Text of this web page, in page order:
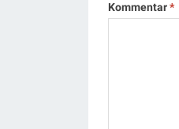
Kommentar*